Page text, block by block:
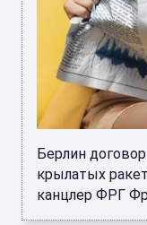
Берлин
крылатых
канцлер ФРГ